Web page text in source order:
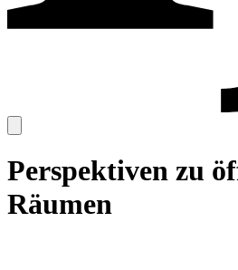
Perspektiven zu
Räumen